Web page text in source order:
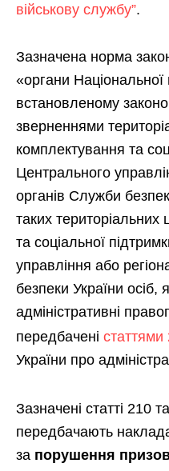
військову службу”.
Зазначена норма
«органи Національної
встановленому
зверненнями
комплектування та
Центрального
органів Служби
таких територіальних
та соціальної
управління або
безпеки України осіб,
адміністративні
передбачені статтями
України про
Зазначені статті 210 та
передбачають
за порушення